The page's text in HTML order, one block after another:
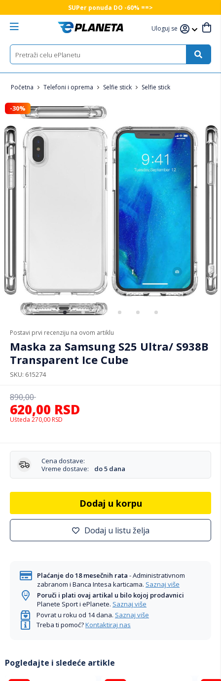
SUPer ponuda DO -60% ==>
Uloguj se
Početna Telefoni i oprema Selfie stick Selfie stick
Postavi prvi recenziju na ovom artiklu
Maska za Samsung S25 Ultra/ S938B
Transparent Ice Cube
SKU 615274
620,00 RSD
890,00
Ušteda 270,00 RSD
Cena dostave:
Vreme dostave:
do 5 dana
Dodaj u korpu
Dodaj u listu želja
Plaćanje do 18 mesečnih rata - Administrativnom
zabranom i Banca Intesa karticama. Saznaj više
Poruči i plati ovaj artikal u bilo kojoj prodavnici
Planete Sport i ePlanete. Saznaj više
Povrat u roku od 14 dana. Saznaj više
Treba ti pomoć?Kontaktiraj nas
-30%
Pogledajte i sledeće artikle